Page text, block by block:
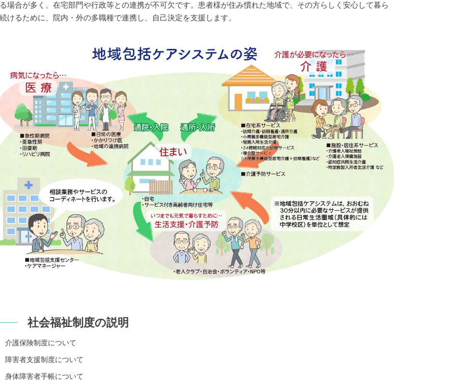
場合が多く、在宅部門や行政等との連携が不可欠です。患者様が住み慣れた地域で、その方らしく安心して暮ら
けるために、院内・外の多職種で連携し、自己決定を支援します。
社会福祉制度の説明
介護保険制度について
障害者支援制度について
身体障害者手帳について